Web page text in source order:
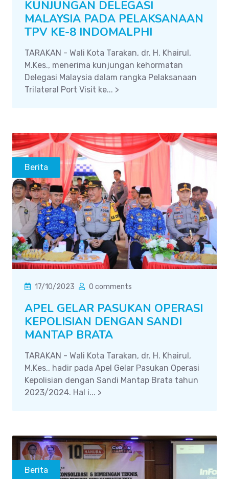
KUNJUNGAN DELEGASI
MALAYSIA PADA PELAKSANAAN
TPV KE-8 INDOMALPHI
TARAKAN - Wali Kota Tarakan, dr. H. Khairul,
M.Kes., menerima kunjungan kehormatan
Delegasi Malaysia dalam rangka Pelaksanaan
Trilateral Port Visit ke... >
Berita
17/10/2023 0 comments
APEL GELAR PASUKAN OPERASI
KEPOLISIAN DENGAN SANDI
MANTAP BRATA
TARAKAN - Wali Kota Tarakan, dr. H. Khairul,
M.Kes., hadir pada Apel Gelar Pasukan Operasi
Kepolisian dengan Sandi Mantap Brata tahun
2023/2024. Hal i... >
Berita